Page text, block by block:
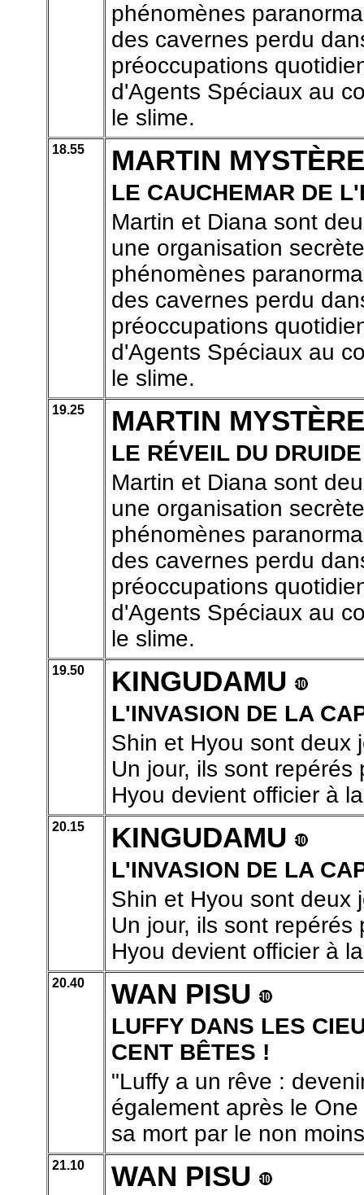
phénomènes
des cavernes perdu
préoccupations
d'Agents Spéciaux au
le slime.
18.55 MARTIN MYSTÈRE
LE CAUCHEMAR DE
Martin et Diana sont
une organisation
phénomènes
des cavernes perdu
préoccupations
d'Agents Spéciaux au
le slime.
19.25 MARTIN MYSTÈRE
LE RÉVEIL DU
Martin et Diana sont
une organisation
phénomènes
des cavernes perdu
préoccupations
d'Agents Spéciaux au
le slime.
19.50 KINGUDAMU
L'INVASION DE LA
Shin et Hyou sont deux
Un jour, ils sont
Hyou devient officier à
20.15 KINGUDAMU
L'INVASION DE LA
Shin et Hyou sont deux
Un jour, ils sont
Hyou devient officier à
20.40 WAN PISU
LUFFY DANS LES
CENT BÊTES !
"Luffy a un rêve :
également après le
sa mort par le non
21.10 WAN PISU